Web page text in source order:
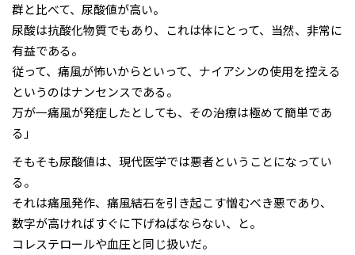
群と比べて、尿酸値が高い。
尿酸は抗酸化物質でもあり、これは体にとって、当然、非常に
有益である。
従って、痛風が怖いからといって、ナイアシンの使用を控える
というのはナンセンスである。
万が一痛風が発症したとしても、その治療は極めて簡単であ
る」
そもそも尿酸値は、現代医学では悪者ということになってい
る。
それは痛風発作、痛風結石を引き起こす憎むべき悪であり、
数字が高ければすぐに下げねばならない、と。
コレステロールや血圧と同じ扱いだ。